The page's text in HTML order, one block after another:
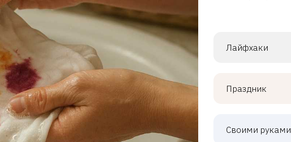
Лайфхаки
Праздник
Своими руками